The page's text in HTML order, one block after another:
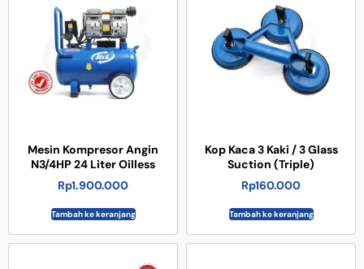
Mesin Kompresor Angin
N3/4HP 24 Liter Oilless
Rp1.900.000
Tambah ke keranjang
Kop Kaca 3 Kaki / 3 Glass
Suction (Triple)
Rp160.000
Tambah ke keranjang